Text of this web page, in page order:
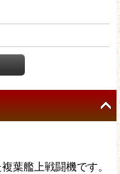
葉艦上戦闘機です。